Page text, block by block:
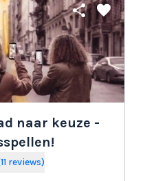
share favorite
naar keuze -
10 (11 reviews)